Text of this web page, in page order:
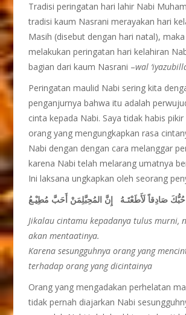
Tradisi peringatan hari lahir Nabi
tradisi kaum Nasrani merayakan hari
Masih (disebut dengan hari natal),
melakukan peringatan hari kelahiran
bagian dari kaum Nasrani –wal
Peringatan maulid Nabi sering kita
penganjurnya bahwa itu adalah
cinta kepada Nabi. Saya tidak habis
orang yang mengungkapkan rasa
Nabi dengan dengan cara melanggar
karena Nabi telah melarang umatnya
Ini laksana ungkapkan oleh seorang
صَادِقاً لَأَطَعْتَـهُ إِنَّ المُحِبَّلِمَنْ أَحَبَّ مُطِيْـعُ
Jikalau cintamu kepadanya tulus murni,
akan mentaatinya.
Karena sesungguhnya orang yang
terhadap orang yang dicintainya
Orang yang mengadakan perhelatan
tidak pernah diajarkan Nabi